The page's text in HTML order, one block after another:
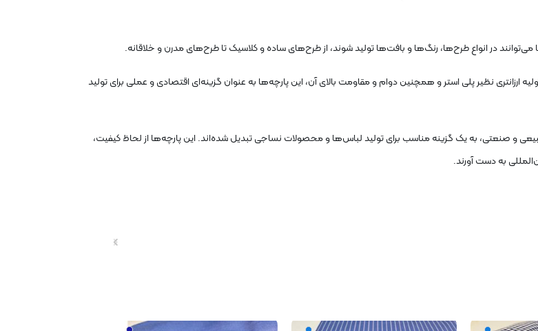
در انواع طرح‌ها، رنگ‌ها و بافت‌ها تولید شوند، از طرح‌های ساده و کلاسیک تا طرح‌های مدرن و خلاقانه.
ارزانتری نظیر پلی استر و همچنین دوام و مقاومت بالای آن، این پارچه‌ها به عنوان گزینه‌ای اقتصادی و عملی برای تولید
و صنعتی، به یک گزینه مناسب برای تولید لباس‌ها و محصولات نساجی تبدیل شده‌اند. این پارچه‌ها از لحاظ کیفیت،
به دست آورند.